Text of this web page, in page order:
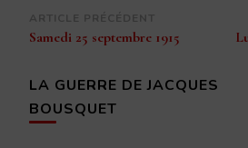
Navigation
d’article
Samedi 25 septembre 1915
LA GUERRE DE JACQUES
BOUSQUET